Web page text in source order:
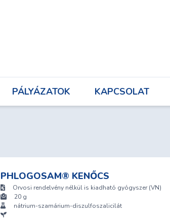
PÁLYÁZATOK KAPCSOLAT
PHLOGOSAM® KENŐCS
Orvosi rendelvény nélkül is kiadható gyógyszer (VN)
20 g
nátrium-szamárium-diszulfoszalicilát